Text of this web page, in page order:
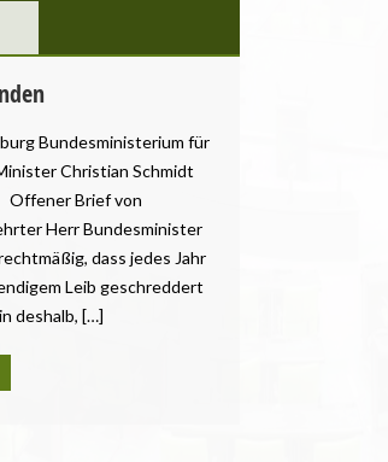
Bundesministerium für
Christian Schmidt
Offener Brief von
Herr Bundesminister
dass jedes Jahr
Leib geschreddert
deshalb, […]